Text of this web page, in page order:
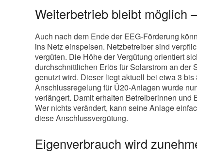
Weiterbetrieb bleibt möglich
Auch nach dem Ende der EEG-Förderung
ins Netz einspeisen. Netzbetreiber sind
vergüten. Die Höhe der Vergütung orientiert
durchschnittlichen Erlös für Solarstrom an der
genutzt wird. Dieser liegt aktuell bei etwa 3
Anschlussregelung für Ü20-Anlagen wurde
verlängert. Damit erhalten Betreiberinnen
Wer nichts verändert, kann seine Anlage
diese Anschlussvergütung.
Eigenverbrauch wird